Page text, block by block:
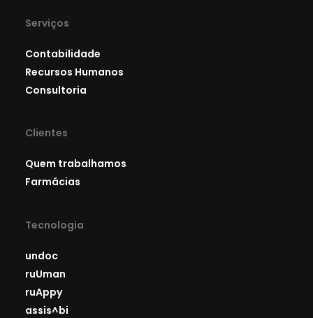
Serviços
Contabilidade
Recursos Humanos
Consultoria
Clientes
Quem trabalhamos
Farmácias
Tecnologia
undoc
ruUman
ruAppy
assis^bi